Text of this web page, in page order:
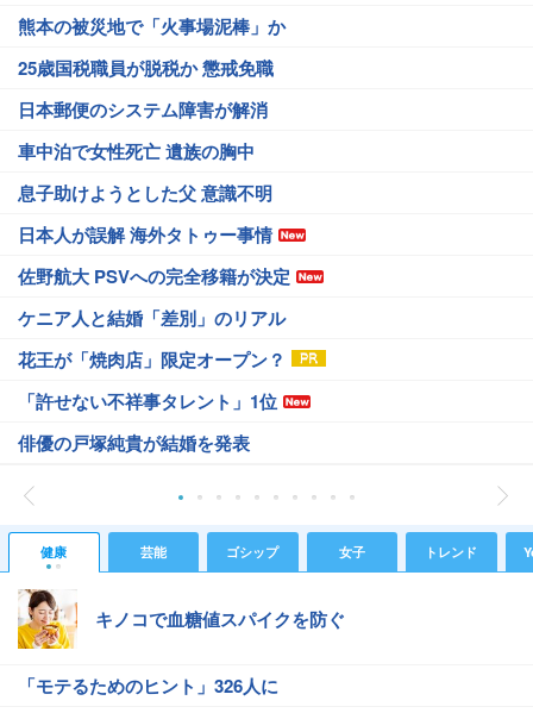
熊本の被災地で「火事場泥棒」か
25歳国税職員が脱税か 懲戒免職
日本郵便のシステム障害が解消
車中泊で女性死亡 遺族の胸中
息子助けようとした父 意識不明
日本人が誤解 海外タトゥー事情
佐野航大 PSVへの完全移籍が決定
ケニア人と結婚「差別」のリアル
花王が「焼肉店」限定オープン？
「許せない不祥事タレント」1位
俳優の戸塚純貴が結婚を発表
健康 芸能 ゴシップ 女子 トレンド
キノコで血糖値スパイクを防ぐ
「モテるためのヒント」326人に